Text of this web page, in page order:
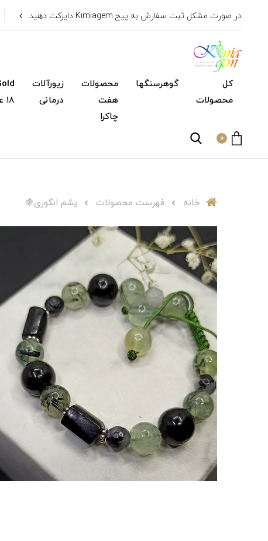
در صورت مشکل ثبت سفارش به پیج Kimiagem دایرکت دهید.
کل
محصولات
گوهرسنگها
محصولات
هفت
چاکرا
زیورآلات
درمانی
۱۸ عیار)
0
خانه فهرست محصولات یشم انگوری🍇